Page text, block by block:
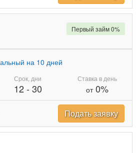
на 10 дней
Срок, дни
12- 30
Ставка в день
от0%
Первый займ 0%
Подать заявку